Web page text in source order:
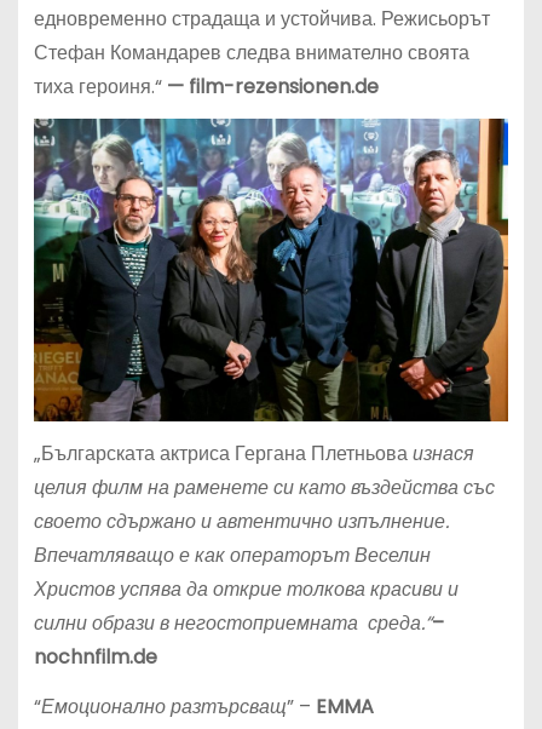
едновременно страдаща и устойчива. Режисьорът
Стефан Командарев следва внимателно своята
тиха героиня.“ — film-rezensionen.de
„Българската актриса Гергана Плетньоваизнася
целия филм на раменете си като въздейства със
своето сдържано и автентично изпълнение.
Впечатляващо е как операторътВеселин
Христов успява да открие толкова красиви и
силни образи в негостоприемната среда.“–
nochnfilm.de
“Емоционално разтърсващ” – EMMA